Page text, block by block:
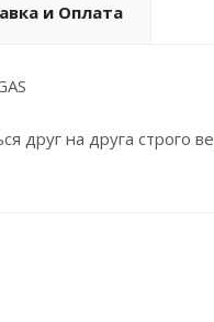
и Оплата
друг на друга